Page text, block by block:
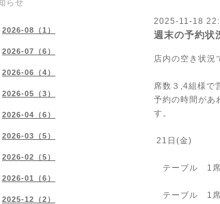
2025-11-18
週末の予約
店内の空き状況
席数３,4組様で
予約の時間があ
す。
21日(金)
テーブル 1
テーブル 1席
らせ
2026-08（1）
2026-07（6）
2026-06（4）
2026-05（3）
2026-04（6）
2026-03（5）
2026-02（5）
2026-01（6）
2025-12（2）